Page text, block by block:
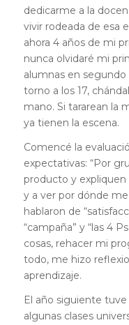
dedicarme a la
vivir rodeada de esa
ahora 4 años de mi
nunca olvidaré mi
alumnas en
torno a los 17,
mano. Si tararean la
ya tienen la escena.
Comencé la
expectativas: “Por
producto y
y a ver por dónde
hablaron de
“campaña” y “las 4
cosas, rehacer mi
todo, me hizo
aprendizaje.
El año siguiente
algunas clases